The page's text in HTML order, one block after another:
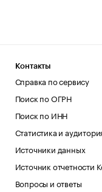
Контакты
Справка по сервису
Поиск по ОГРН
Поиск по ИНН
Статистика и
Источники данных
Источник отчетности
Вопросы и ответы